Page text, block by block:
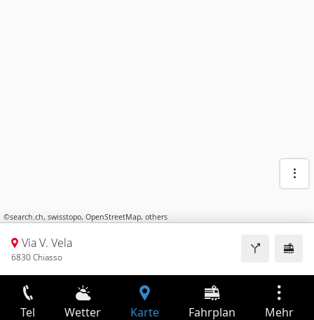
©search.ch, swisstopo, OpenStreetMap, others
Via V. Vela
6830 Chiasso
Tel Wetter Karte Fahrplan Mehr